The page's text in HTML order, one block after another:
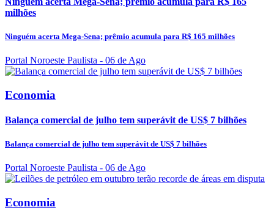
milhões
Ninguém acerta Mega-Sena; prêmio acumula para R$ 165 milhões
Portal Noroeste Paulista - 06 de Ago
Economia
Balança comercial de julho tem superávit de US$ 7 bilhões
Balança comercial de julho tem superávit de US$ 7 bilhões
Portal Noroeste Paulista - 06 de Ago
Economia